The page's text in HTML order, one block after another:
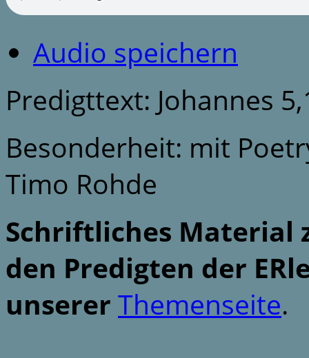
Audio speichern
Predigttext: Johannes
Besonderheit: mit
Timo Rohde
Schriftliches Material
den Predigten der
unserer Themenseite.